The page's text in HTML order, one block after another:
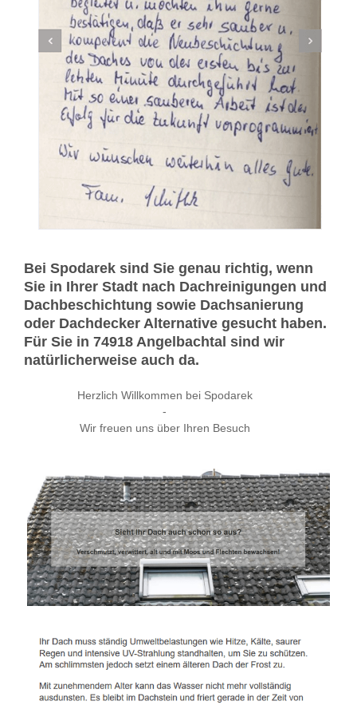
Bei Spodarek sind Sie genau richtig, wenn
Sie in Ihrer Stadt nach Dachreinigungen und
Dachbeschichtung sowie Dachsanierung
oder Dachdecker Alternative gesucht haben.
Für Sie in 74918 Angelbachtal sind wir
natürlicherweise auch da.
Herzlich Willkommen bei Spodarek
-
Wir freuen uns über Ihren Besuch